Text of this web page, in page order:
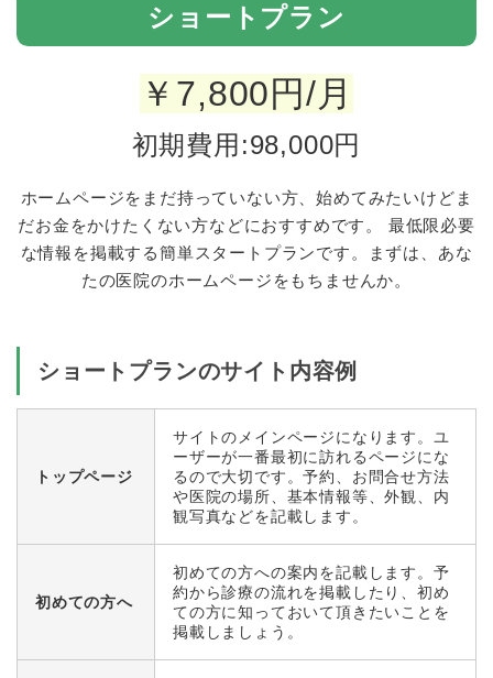
ショートプラン
￥ 7,800円/月
初期費用:98,000円
ホームページをまだ持っていない方、始めてみたいけどま
だお金をかけたくない方などにおすすめです。
最低限必要
な情報を掲載する簡単スタートプランです。まずは、あな
たの医院のホームページをもちませんか。
ショートプランのサイト内容例
トップページ
サイトのメインページになります。ユ
ーザーが一番最初に訪れるページにな
るので大切です。予約、お問合せ方法
や医院の場所、基本情報等、外観、内
観写真などを記載します。
初めての方へ
初めての方への案内を記載します。予
約から診療の流れを掲載したり、初め
ての方に知っておいて頂きたいことを
掲載しましょう。